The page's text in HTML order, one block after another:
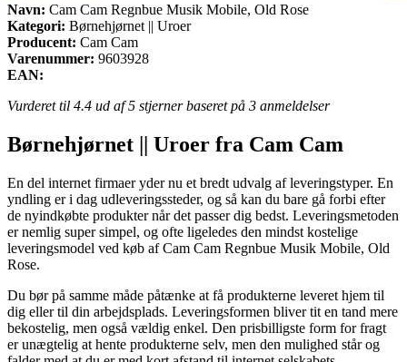
Navn: Cam Cam Regnbue Musik Mobile, Old Rose
Kategori: Børnehjørnet || Uroer
Producent: Cam Cam
Varenummer: 9603928
EAN:
Vurderet til 4.4 ud af 5 stjerner baseret på 3 anmeldelser
Børnehjørnet || Uroer fra Cam Cam
En del internet firmaer yder nu et bredt udvalg af leveringstyper. En
yndling er i dag udleveringssteder, og så kan du bare gå forbi efter
de nyindkøbte produkter når det passer dig bedst. Leveringsmetoden
er nemlig super simpel, og ofte ligeledes den mindst kostelige
leveringsmodel ved køb af Cam Cam Regnbue Musik Mobile, Old
Rose.
Du bør på samme måde påtænke at få produkterne leveret hjem til
dig eller til din arbejdsplads. Leveringsformen bliver tit en tand mere
bekostelig, men også vældig enkel. Den prisbilligste form for fragt
er unægtelig at hente produkterne selv, men den mulighed står og